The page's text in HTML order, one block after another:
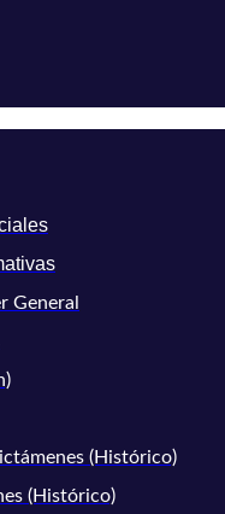
General
(Histórico)
(Histórico)